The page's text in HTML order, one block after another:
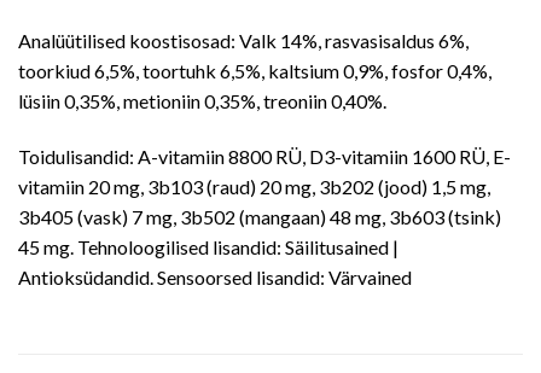
Analüütilised koostisosad: Valk 14%, rasvasisaldus 6%,
toorkiud 6,5%, toortuhk 6,5%, kaltsium 0,9%, fosfor 0,4%,
lüsiin 0,35%, metioniin 0,35%, treoniin 0,40%.
Toidulisandid: A-vitamiin 8800 RÜ, D3-vitamiin 1600 RÜ, E-
vitamiin 20 mg, 3b103 (raud) 20 mg, 3b202 (jood) 1,5 mg,
3b405 (vask) 7 mg, 3b502 (mangaan) 48 mg, 3b603 (tsink)
45 mg. Tehnoloogilised lisandid: Säilitusained |
Antioksüdandid. Sensoorsed lisandid: Värvained